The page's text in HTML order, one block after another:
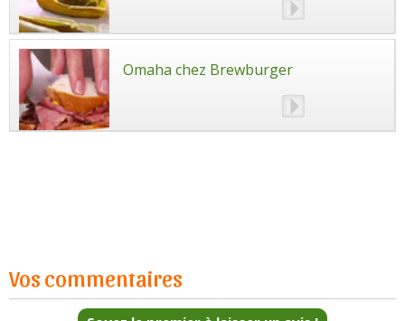
Omaha chez Brewburger
Vos commentaires